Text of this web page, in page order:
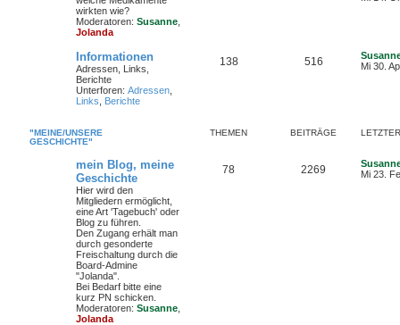
wirkten wie?
Moderatoren: Susanne
Jolanda
e
r
a
Informationen
Adressen, Links,
Berichte
Unterforen: Adressen
Links
Berichte
138 516
Mi 30.
"MEINE/UNSERE
GESCHICHTE"
THEMEN BEITRÄGE
mein Blog, meine
Geschichte
Hier wird den
Mitgliedern ermöglicht,
eine Art 'Tagebuch' oder
Blog zu führen.
Den Zugang erhält man
durch gesonderte
Freischaltung durch die
Board-Admine
"Jolanda".
Bei Bedarf bitte eine
kurz PN schicken.
Moderatoren: Susanne
Jolanda
78 2269
Mi 23.